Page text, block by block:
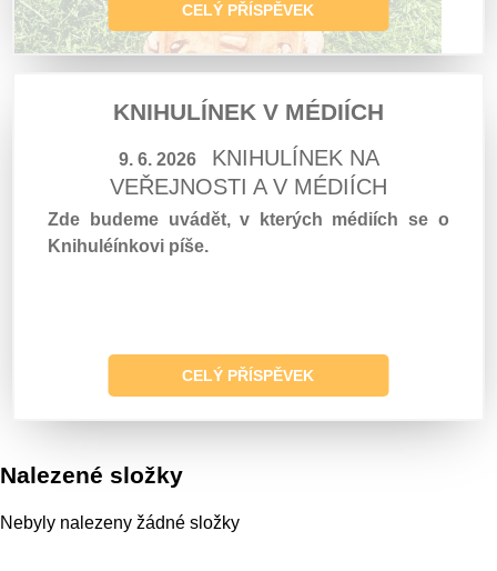
CELÝ PŘÍSPĚVEK
KNIHULÍNEK V MÉDIÍCH
9. 6. 2026
KNIHULÍNEK NA
VEŘEJNOSTI A V MÉDIÍCH
Zde budeme uvádět, v kterých médiích se o
Knihuléínkovi píše.
CELÝ PŘÍSPĚVEK
Nalezené složky
Nebyly nalezeny žádné složky